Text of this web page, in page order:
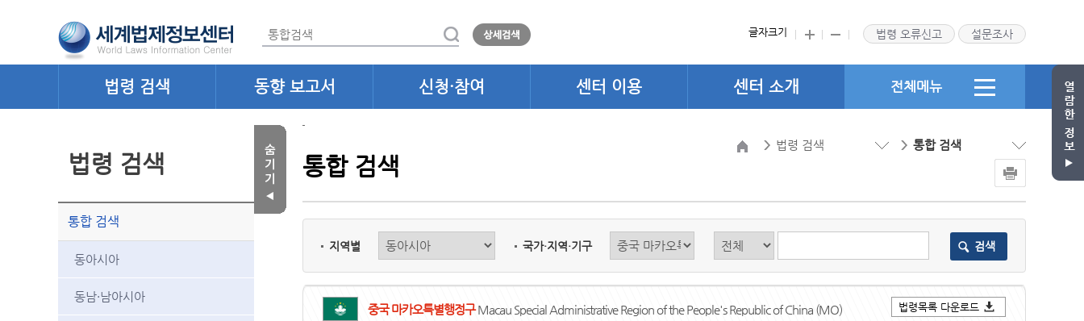
글자크기 법령 오류신고 설문조사
법령 검색 동향 보고서 신청·참여 센터 이용 센터 소개 전체메뉴
법령 검색
통합 검색
동아시아
동남·남아시아
법령 검색 통합 검색
통합 검색
지역별 국가·지역·기구 검색
중국 마카오특별행정구Macau Special Administrative Region of the People's Republic of China (MO) 법령목록 다운로드